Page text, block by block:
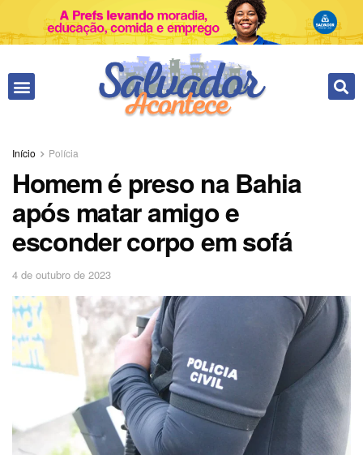
Início Polícia
Homem é preso na Bahia
após matar amigo e
esconder corpo em sofá
4 de outubro de 2023